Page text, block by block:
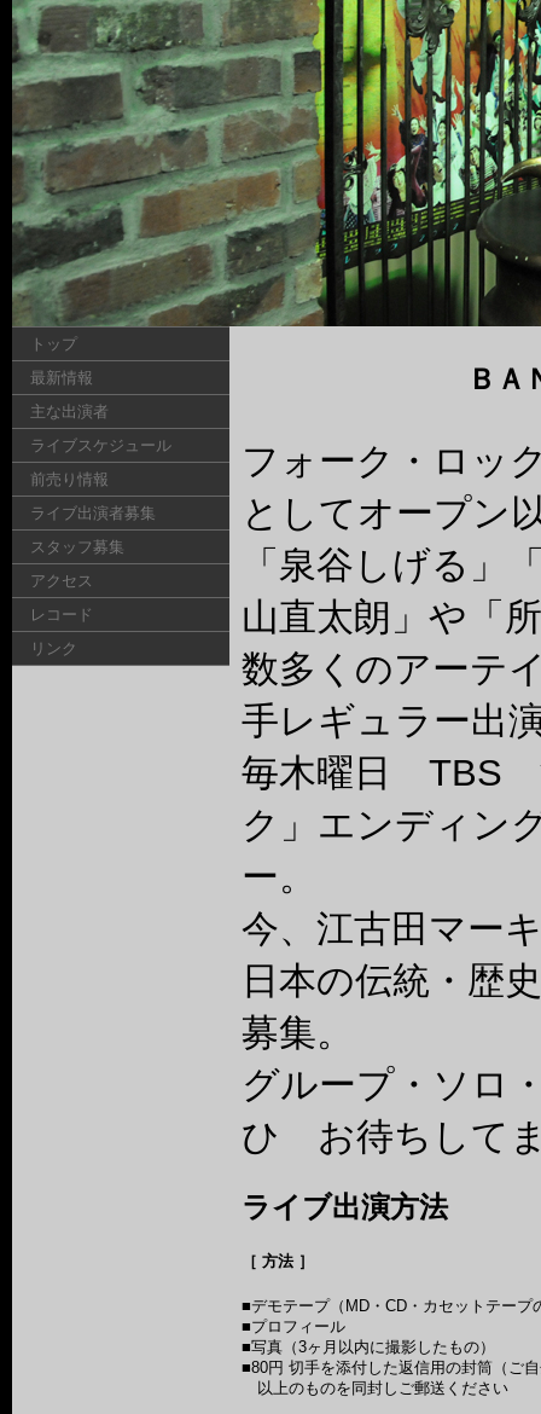
トップ
最新情報
主な出演者
ライブスケジュール
前売り情報
ライブ出演者募集
スタッフ募集
アクセス
レコード
リンク
Ｂ
フォーク・ロッ
としてオープン
「泉谷しげる」
山直太朗」や「
数多くのアーテ
手レギュラー出
毎木曜日 TBS
ク」エンディン
ー。
今、江古田マー
日本の伝統・歴
募集。
グループ・ソ
ひ お待ちして
ライブ出演方法
［ 方法 ］
■デモテープ（MD・CD・カセットテープ
■プロフィール
■写真（3ヶ月以内に撮影したもの）
■80円 切手を添付した返信用の封筒（ご
以上のものを同封しご郵送ください